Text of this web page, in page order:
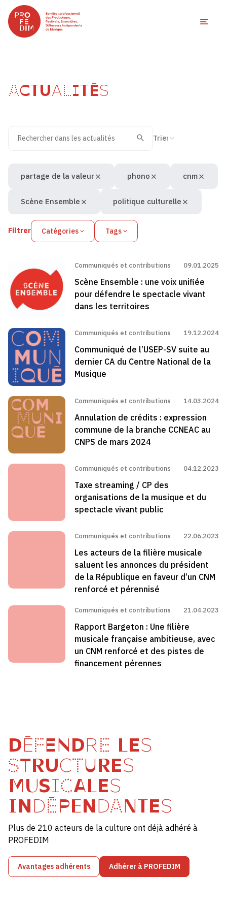
ACTUALITÉS
Recherche
Valider
Filtrer Catégories Tags
partage de la valeur phono cnm
Scène Ensemble politique culturelle
Communiqués et contributions 09.01.2025
Scène Ensemble : une voix unifiée
pour défendre le spectacle vivant
dans les territoires
Communiqués et contributions 19.12.2024
Communiqué de l’USEP-SV suite au
dernier CA du Centre National de la
Musique
Communiqués et contributions 14.03.2024
Annulation de crédits : expression
commune de la branche CCNEAC au
CNPS de mars 2024
Communiqués et contributions 04.12.2023
Taxe streaming / CP des
organisations de la musique et du
spectacle vivant public
Communiqués et contributions 22.06.2023
Les acteurs de la filière musicale
saluent les annonces du président
de la République en faveur d’un CNM
renforcé et pérennisé
Communiqués et contributions 21.04.2023
Rapport Bargeton : Une filière
musicale française ambitieuse, avec
un CNM renforcé et des pistes de
financement pérennes
DÉFENDRE LES
STRUCTURES
MUSICALES
INDÉPENDANTES
Plus de 210 acteurs de la culture ont déjà adhéré à
PROFEDIM
Avantages adhérents Adhérer à PROFEDIM